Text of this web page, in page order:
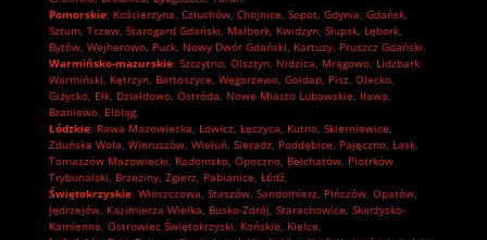
Pomorskie: Kościerzyna, Człuchów, Chojnice, Sopot, Gdynia, Gdańsk,
Sztum, Tczew, Starogard Gdański, Malbork, Kwidzyn, Słupsk, Lębork,
Bytów, Wejherowo, Puck, Nowy Dwór Gdański, Kartuzy, Pruszcz Gdański.
Warmińsko-mazurskie: Szczytno, Olsztyn, Nidzica, Mrągowo, Lidzbark
Warmiński, Kętrzyn, Bartoszyce, Węgorzewo, Gołdap, Pisz, Olecko,
Giżycko, Ełk, Działdowo, Ostróda, Nowe Miasto Lubawskie, Iława,
Braniewo, Elbląg.
Łódzkie: Rawa Mazowiecka, Łowicz, Łęczyca, Kutno, Skierniewice,
Zduńska Wola, Wieruszów, Wieluń, Sieradz, Poddębice, Pajęczno, Łask,
Tomaszów Mazowiecki, Radomsko, Opoczno, Bełchatów, Piotrków
Trybunalski, Brzeziny, Zgierz, Pabianice, Łódź.
Świętokrzyskie: Włoszczowa, Staszów, Sandomierz, Pińczów, Opatów,
Jędrzejów, Kazimierza Wielka, Busko-Zdrój, Starachowice, Skarżysko-
Kamienna, Ostrowiec Świętokrzyski, Końskie, Kielce.